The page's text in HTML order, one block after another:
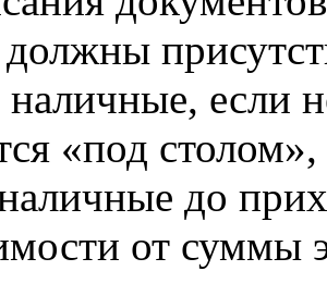
если
«под
до
от суммы